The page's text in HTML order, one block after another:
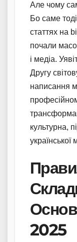
Але чому
Бо саме
статтях на
почали
і медіа.
Другу
написання
культурна,
української
2025